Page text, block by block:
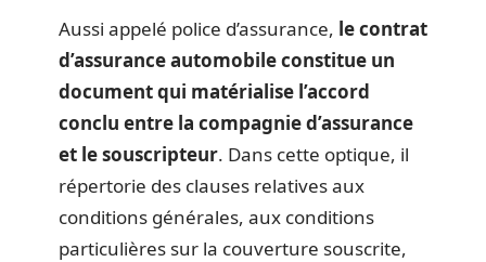
Aussi appelé police d’assurance, le contrat
d’assurance automobile constitue un
document qui matérialise l’accord
conclu entre la compagnie d’assurance
et le souscripteur. Dans cette optique, il
répertorie des clauses relatives aux
conditions générales, aux conditions
particulières sur la couverture souscrite,